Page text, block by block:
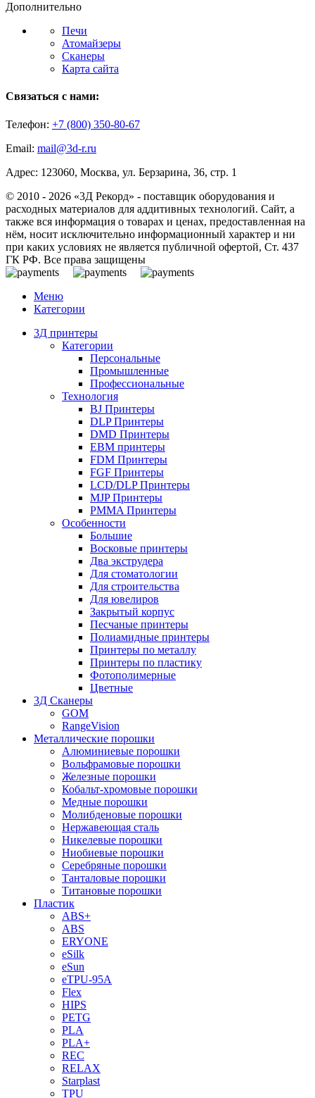
Дополнительно
Печи
Атомайзеры
Сканеры
Карта сайта
Связаться с нами:
Телефон: +7 (800) 350-80-67
Email: mail@3d-r.ru
Адрес: 123060, Москва, ул. Берзарина, 36, стр. 1
© 2010 - 2026 «3Д Рекорд» - поставщик оборудования и
расходных материалов для аддитивных технологий. Сайт, а
также вся информация о товарах и ценах, предоставленная на
нём, носит исключительно информационный характер и ни
при каких условиях не является публичной офертой, Ст. 437
ГК РФ. Все права защищены
Меню
Категории
3Д принтеры
Категории
Персональные
Промышленные
Профессиональные
Технология
BJ Принтеры
DLP Принтеры
DMD Принтеры
EBM принтеры
FDM Принтеры
FGF Принтеры
LCD/DLP Принтеры
MJP Принтеры
PMMA Принтеры
Особенности
Большие
Восковые принтеры
Два экструдера
Для стоматологии
Для строительства
Для ювелиров
Закрытый корпус
Песчаные принтеры
Полиамидные принтеры
Принтеры по металлу
Принтеры по пластику
Фотополимерные
Цветные
3Д Сканеры
GOM
RangeVision
Металлические порошки
Алюминиевые порошки
Вольфрамовые порошки
Железные порошки
Кобальт-хромовые порошки
Медные порошки
Молибденовые порошки
Нержавеющая сталь
Никелевые порошки
Ниобиевые порошки
Серебряные порошки
Танталовые порошки
Титановые порошки
Пластик
ABS+
ABS
ERYONE
eSilk
eSun
eTPU-95A
Flex
HIPS
PETG
PLA
PLA+
REC
RELAX
Starplast
TPU